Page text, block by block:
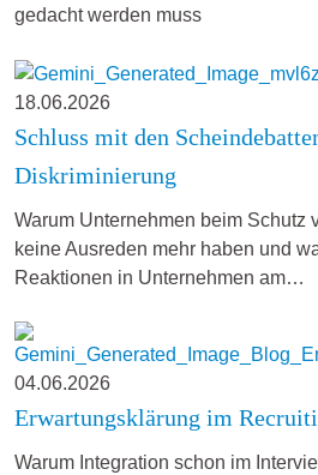
gedacht werden muss
18.06.2026
Schluss mit den
Diskriminierung
Warum Unternehmen beim Schutz
keine Ausreden mehr haben und
Reaktionen in Unternehmen am…
04.06.2026
Erwartungsklärung im
Warum Integration schon im